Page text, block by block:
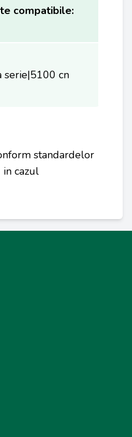
compatibile:
serie|5100 cn
standardelor
cazul